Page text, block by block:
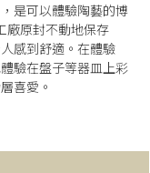
是可以體驗陶藝的博
廠原封不動地保存
感到舒適。在體驗
驗在盤子等器皿上彩
喜愛。